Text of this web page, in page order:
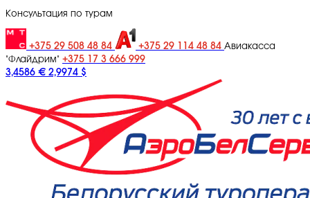
Консультация по турам
+375 29 508 48 84 +375 29 114 48 84 Авиакасса
"Флайдрим" +375 17 3 666 999
3,4586 € 2,9974 $